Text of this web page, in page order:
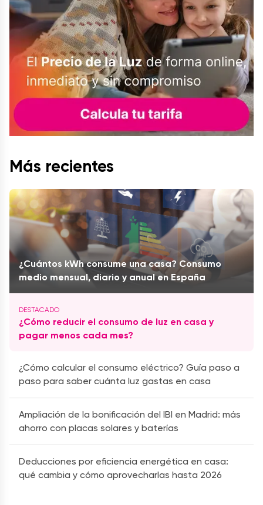
Más recientes
¿Cuántos kWh consume una casa? Consumo
medio mensual, diario y anual en España
¿Cómo reducir el consumo de luz en casa y
pagar menos cada mes?
¿Cómo calcular el consumo eléctrico? Guía paso a
paso para saber cuánta luz gastas en casa
Ampliación de la bonificación del IBI en Madrid: más
ahorro con placas solares y baterías
Deducciones por eficiencia energética en casa:
qué cambia y cómo aprovecharlas hasta 2026